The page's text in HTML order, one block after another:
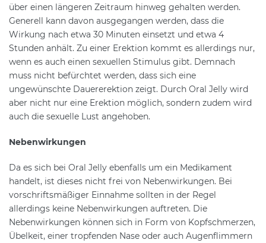
über einen längeren Zeitraum hinweg gehalten werden.
Generell kann davon ausgegangen werden, dass die
Wirkung nach etwa 30 Minuten einsetzt und etwa 4
Stunden anhält. Zu einer Erektion kommt es allerdings nur,
wenn es auch einen sexuellen Stimulus gibt. Demnach
muss nicht befürchtet werden, dass sich eine
ungewünschte Dauererektion zeigt. Durch Oral Jelly wird
aber nicht nur eine Erektion möglich, sondern zudem wird
auch die sexuelle Lust angehoben.
Nebenwirkungen
Da es sich bei Oral Jelly ebenfalls um ein Medikament
handelt, ist dieses nicht frei von Nebenwirkungen. Bei
vorschriftsmäßiger Einnahme sollten in der Regel
allerdings keine Nebenwirkungen auftreten. Die
Nebenwirkungen können sich in Form von Kopfschmerzen,
Übelkeit, einer tropfenden Nase oder auch Augenflimmern